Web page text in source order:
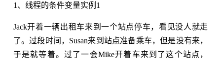
1、线程的条件变量实例1
Jack开着一辆出租车来到一个站点停车，看见没人就走
了。过段时间，Susan来到站点准备乘车，但是没有来，
于是就等着。过了一会Mike开着车来到了这个站点，